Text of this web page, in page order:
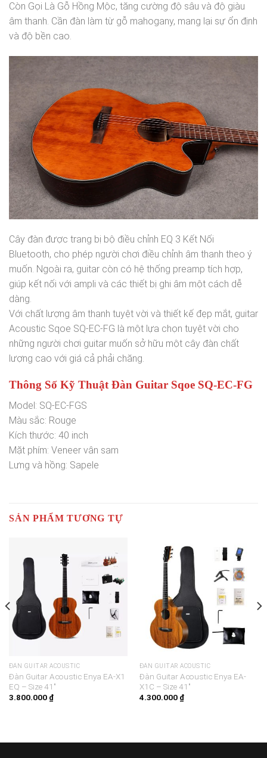
Còn Gọi Là Gỗ Hồng Mộc, tăng cường độ sâu và độ giàu
âm thanh. Cần đàn làm từ gỗ mahogany, mang lại sự ổn định
và độ bền cao.
Cây đàn được trang bị bộ điều chỉnh EQ 3 Kết Nối
Bluetooth, cho phép người chơi điều chỉnh âm thanh theo ý
muốn. Ngoài ra, guitar còn có hệ thống preamp tích hợp,
giúp kết nối với ampli và các thiết bị ghi âm một cách dễ
dàng.
Với chất lượng âm thanh tuyệt vời và thiết kế đẹp mắt, guitar
Acoustic Sqoe SQ-EC-FG là một lựa chọn tuyệt vời cho
những người chơi guitar muốn sở hữu một cây đàn chất
lượng cao với giá cả phải chăng.
Thông Số Kỹ Thuật Đàn Guitar Sqoe SQ-EC-FG
Model: SQ-EC-FGS
Màu sắc: Rouge
Kích thước: 40 inch
Mặt phím: Veneer vân sam
Lưng và hồng: Sapele
SẢN PHẨM TƯƠNG TỰ
ĐÀN GUITAR ACOUSTIC
Đàn Guitar Acoustic Enya EA-X1
EQ – Size 41″
3.800.000 ₫
ĐÀN GUITAR ACOUSTIC
Đàn Guitar Acoustic Enya EA-
X1C – Size 41″
4.300.000 ₫